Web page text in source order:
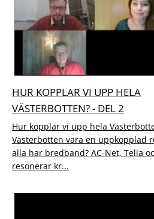
HUR KOPPLAR VI UPP HELA
VÄSTERBOTTEN? - DEL 2
Hur kopplar vi upp hela
Västerbotten vara en uppkopplad
alla har bredband? AC-Net, Telia
resonerar kr...